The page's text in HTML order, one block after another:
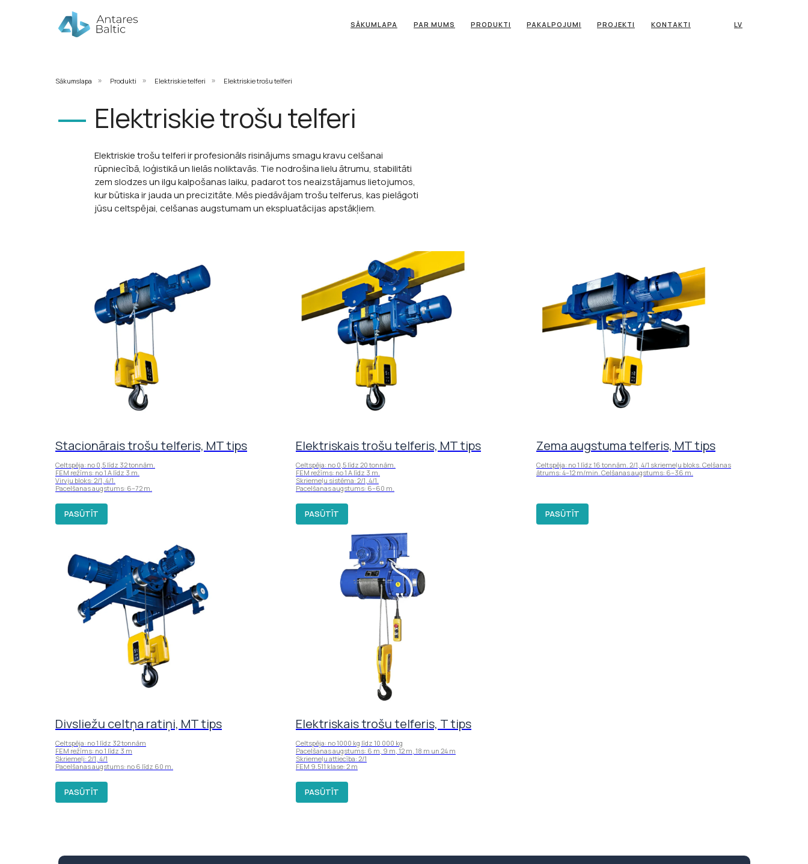
KONTAKTI
SĀKUMLAPA PAR MUMS PRODUKTI PAKALPOJUMI PROJEKTI LV
Sākumslapa » Produkti » Elektriskie telferi » Elektriskie trošu telferi
Elektriskie trošu telferi ir profesionāls risinājums smagu kravu celšanai
rūpniecībā, loģistikā un lielās noliktavās. Tie nodrošina lielu ātrumu, stabilitāti
zem slodzes un ilgu kalpošanas laiku, padarot tos neaizstājamus lietojumos,
kur būtiska ir jauda un precizitāte. Mēs piedāvājam trošu telferus, kas pielāgoti
jūsu celtspējai, celšanas augstumam un ekspluatācijas apstākļiem.
Elektriskie trošu telferi
Stacionārais trošu telferis, MT tips
Celtspēja: no 0,5 līdz 32 tonnām.
FEM režīms: no 1 A līdz 3 m.
Virvju bloks: 2/1, 4/1.
Pacelšanas augstums: 6–72 m.
PASŪTĪT
Elektriskais trošu telferis, MT tips
Celtspēja: no 0,5 līdz 20 tonnām.
FEM režīms: no 1 A līdz 3 m.
Skriemeļu sistēma: 2/1, 4/1.
Pacelšanas augstums: 6–60 m.
PASŪTĪT
Zema augstuma telferis, MT tips
Celtspēja: no 1 līdz 16 tonnām. 2/1, 4/1 skriemeļu bloks. Celšanas
ātrums: 4–12 m/min. Celšanas augstums: 6–36 m.
PASŪTĪT
Divsliežu celtņa ratiņi, MT tips
Celtspēja: no 1 līdz 32 tonnām
FEM režīms: no 1 līdz 3 m
Skriemeļi: 2/1, 4/1
Pacelšanas augstums: no 6 līdz 60 m.
PASŪTĪT
Elektriskais trošu telferis, T tips
Celtspēja: no 1000 kg līdz 10 000 kg
Pacelšanas augstums: 6 m, 9 m, 12 m, 18 m un 24 m
Skriemeļu attiecība: 2/1
FEM 9.511 klase: 2 m
PASŪTĪT